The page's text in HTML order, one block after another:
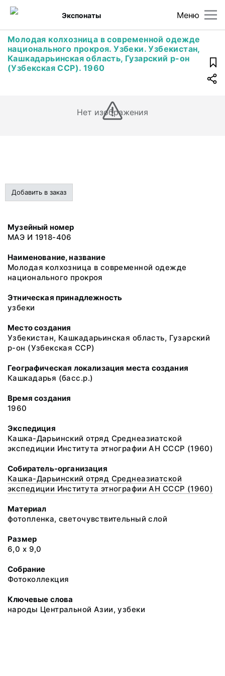
Меню
Экспонаты
Молодая колхозница в современной одежде
национального прокроя. Узбеки. Узбекистан,
Кашкадарьинская область, Гузарский р-он
(Узбекская ССР). 1960
Нет изображения
Добавить в заказ
Музейный номер
МАЭ И 1918-406
Наименование, название
Молодая колхозница в современной одежде
национального прокроя
Этническая принадлежность
узбеки
Место создания
Узбекистан, Кашкадарьинская область, Гузарский
р-он (Узбекская ССР)
Географическая локализация места создания
Кашкадарья (басс.р.)
Время создания
1960
Экспедиция
Кашка-Дарьинский отряд Среднеазиатской
экспедиции Института этнографии АН СССР (1960)
Собиратель-организация
Кашка-Дарьинский отряд Среднеазиатской
экспедиции Института этнографии АН СССР (1960)
Материал
фотопленка, светочувствительный слой
Размер
6,0 х 9,0
Собрание
Фотоколлекция
Ключевые слова
народы Центральной Азии, узбеки